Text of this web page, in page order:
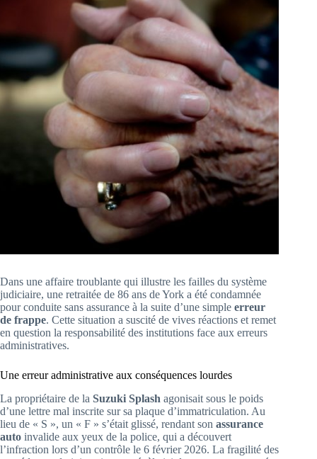
Dans une affaire troublante qui illustre les failles du système
judiciaire, une retraitée de 86 ans de York a été condamnée
pour conduite sans assurance à la suite d’une simple erreur
de frappe. Cette situation a suscité de vives réactions et remet
en question la responsabilité des institutions face aux erreurs
administratives.
Une erreur administrative aux conséquences lourdes
La propriétaire de la Suzuki Splash agonisait sous le poids
d’une lettre mal inscrite sur sa plaque d’immatriculation. Au
lieu de « S », un « F » s’était glissé, rendant son assurance
auto invalide aux yeux de la police, qui a découvert
l’infraction lors d’un contrôle le 6 février 2026. La fragilité des